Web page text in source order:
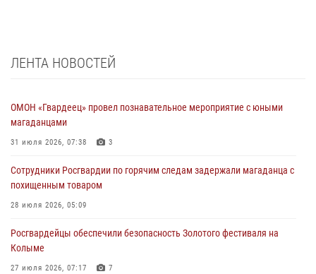
ЛЕНТА НОВОСТЕЙ
ОМОН «Гвардеец» провел познавательное мероприятие с юными
магаданцами
31 июля 2026, 07:38 3
Сотрудники Росгвардии по горячим следам задержали магаданца с
похищенным товаром
28 июля 2026, 05:09
Росгвардейцы обеспечили безопасность Золотого фестиваля на
Колыме
27 июля 2026, 07:17 7